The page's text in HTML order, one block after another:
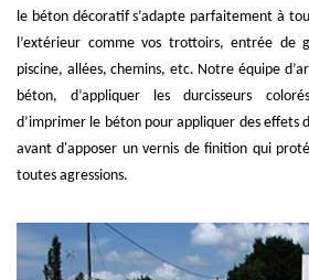
le béton décoratif s’adapte parfaitement à
l’extérieur comme vos trottoirs, entrée de
piscine, allées, chemins, etc. Notre équipe
béton, d’appliquer les durcisseurs
d’imprimer le béton pour appliquer des effets
avant d'apposer un vernis de finition qui
toutes agressions.